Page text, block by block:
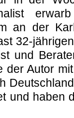
an der
32-
und
der Autor
und haben